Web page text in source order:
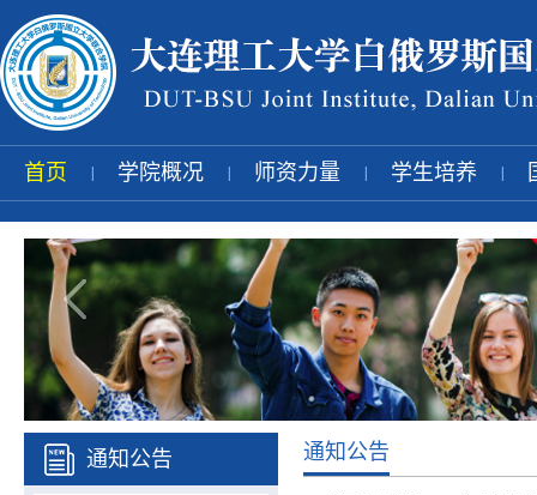
首页 学院概况 师资力量 学生培养
通知公告 通知公告